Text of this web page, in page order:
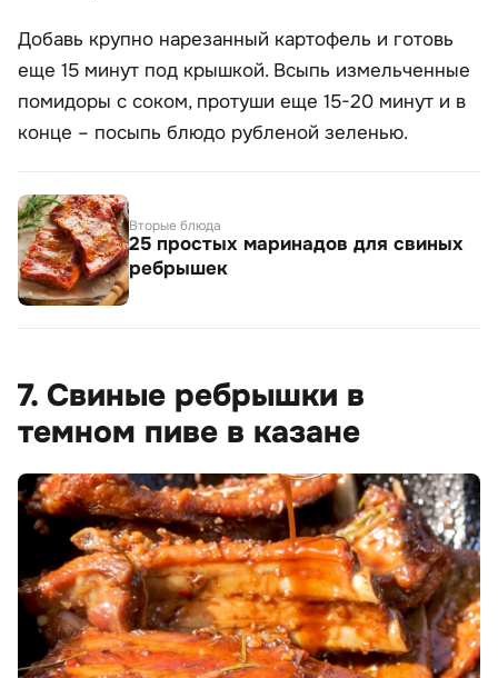
Добавь крупно нарезанный картофель и готовь
еще 15 минут под крышкой. Всыпь измельченные
помидоры с соком, протуши еще 15-20 минут и в
конце – посыпь блюдо рубленой зеленью.
Вторые блюда
25 простых маринадов для свиных
ребрышек
7. Свиные ребрышки в
темном пиве в казане